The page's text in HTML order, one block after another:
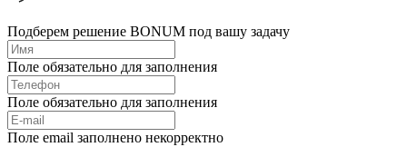
Подберем решение BONUM под вашу задачу
Поле обязательно для заполнения
Поле обязательно для заполнения
Поле email заполнено некорректно